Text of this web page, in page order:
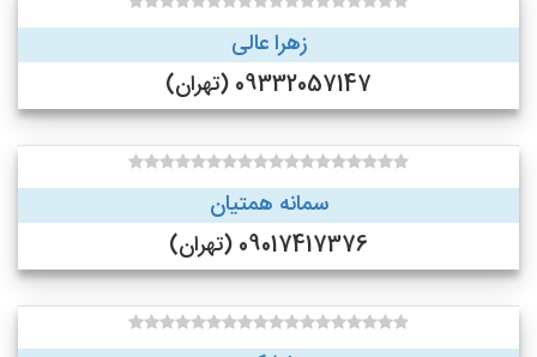
زهرا عالی
09332057147 (تهران)
سمانه همتیان
09017417376 (تهران)